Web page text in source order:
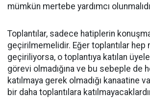
mümkün mertebe yardımcı
Toplantılar, sadece hatiplerin
geçirilmemelidir. Eğer toplantılar hep
geçiriliyorsa, o toplantıya katılan
görevi olmadığına ve bu sebeple de
katılmaya gerek olmadığı kanaatine
bir daha toplantılara